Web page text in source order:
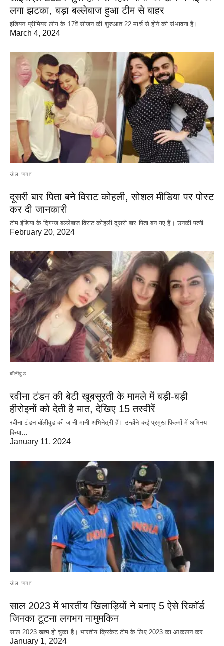
लगा झटका, बड़ा बल्लेबाज हुआ टीम से बाहर
इंडियन प्रीमियर लीग के 17वें सीजन की शुरुआत 22 मार्च से होने की संभावना है।…
March 4, 2024
खेल जगत
दूसरी बार‌ पिता बने विराट कोहली, सोशल मीडिया पर पोस्ट
कर दी‌ जानकारी
टीम इंडिया के दिगग्ज बल्लेबाज विराट कोहली दूसरी बार पिता बन गए हैं। उनकी पत्नी…
February 20, 2024
बॉलीवुड
रवीना टंडन की बेटी खूबसूरती के मामले में बड़ी-बड़ी
हीरोइनों को देती है मात, देखिए 15 तस्वीरें
रवीना टंडन बॉलीवुड की जानी मानी अभिनेत्री हैं। उन्होंने कई प्रमुख फिल्मों में अभिनय
किया…
January 11, 2024
खेल जगत
साल 2023 में भारतीय खिलाड़ियों ने बनाए 5 ऐसे रिकॉर्ड
जिनका टूटना लगभग नामुमकिन
साल 2023 खत्म हो चुका है। भारतीय क्रिकेट‌ टीम के लिए 2023 का आकलन कर…
January 1, 2024